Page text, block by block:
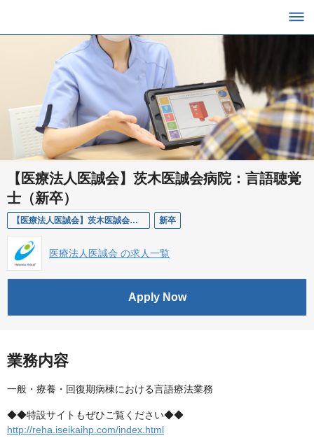
【医療法人医誠会】茨木医誠会病院：言語聴覚
士（新卒）
【医療法人医誠会】茨木医誠会病院：言語聴覚士（新卒） 新卒
医療法人医誠会 の求人一覧
Apply Now
業務内容
一般・療養・回復期病棟における言語療法業務
◆◆特設サイトもぜひご覧ください◆◆
http://reha.iseikaihp.com/index.html